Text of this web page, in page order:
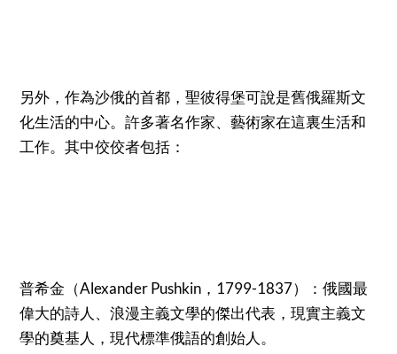
另外，作為沙俄的首都，聖彼得堡可說是舊俄羅斯文
化生活的中心。許多著名作家、藝術家在這裏生活和
工作。其中佼佼者包括：
普希金（Alexander Pushkin，1799-1837）：俄國最
偉大的詩人、浪漫主義文學的傑出代表，現實主義文
學的奠基人，現代標準俄語的創始人。